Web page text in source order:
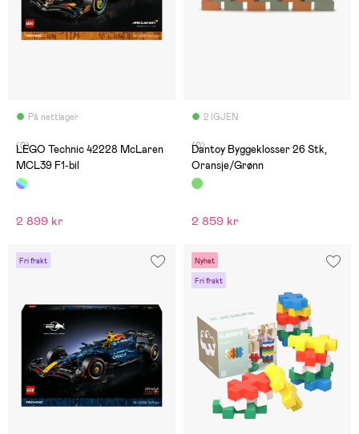
På nettlager
(0)
LEGO Technic 42228 McLaren
MCL39 F1-bil
2 899 kr
2 IGJEN
(0)
Dantoy Byggeklosser 26 Stk,
Oransje/Grønn
2 859 kr
Fri frakt Nyhet
Fri frakt